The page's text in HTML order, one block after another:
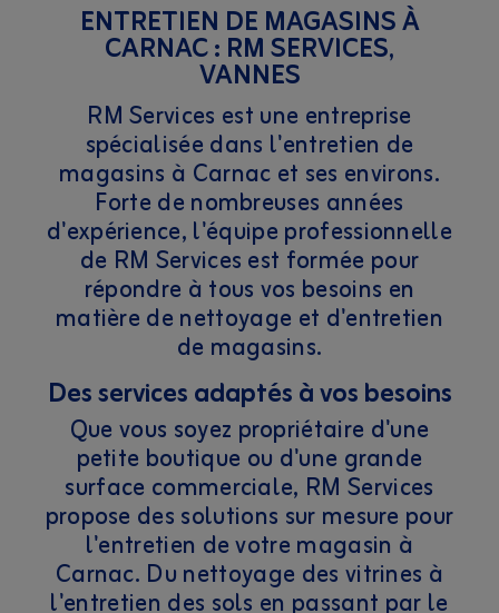
ENTRETIEN DE MAGASINS À
CARNAC : RM SERVICES,
VANNES
RM Services est une entreprise
spécialisée dans l'entretien de
magasins à Carnac et ses environs.
Forte de nombreuses années
d'expérience, l'équipe professionnelle
de RM Services est formée pour
répondre à tous vos besoins en
matière de nettoyage et d'entretien
de magasins.
Des services adaptés à vos besoins
Que vous soyez propriétaire d'une
petite boutique ou d'une grande
surface commerciale, RM Services
propose des solutions sur mesure pour
l'entretien de votre magasin à
Carnac. Du nettoyage des vitrines à
l'entretien des sols en passant par le